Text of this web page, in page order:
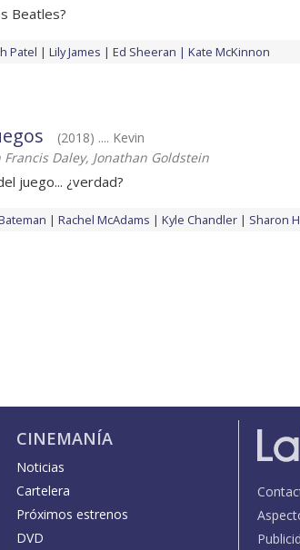
Beatles?
Patel Lily James Ed Sheeran Kate McKinnon
(2018) .... Kevin
Francis Daley, Jonathan Goldstein
juego... ¿verdad?
Rachel McAdams Kyle Chandler Sharon
CINEMANÍA
Noticias
Cartelera
Próximos estrenos
DVD